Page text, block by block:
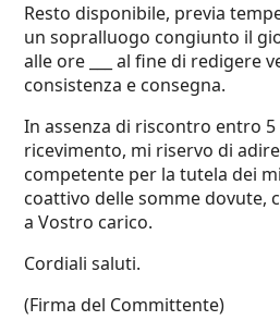
Resto disponibile, previa
un sopralluogo congiunto il
alle ore ___ al fine di redigere
consistenza e consegna.
In assenza di riscontro entro
ricevimento, mi riservo di
competente per la tutela dei
coattivo delle somme dovute,
a Vostro carico.
Cordiali saluti.
(Firma del Committente)